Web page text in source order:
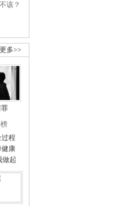
该？
更多>>
程
健康
做起